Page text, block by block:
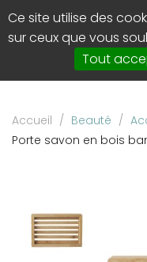
Accueil / Beauté /
Porte savon en bois
Panneau de gestion des
Ce site utilise des
sur ceux que vous
Tout